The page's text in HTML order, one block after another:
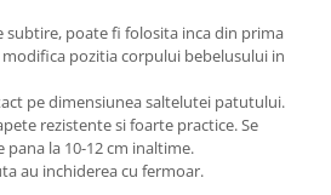
subtire, poate fi folosita inca din prima
pozitia corpului bebelusului in
pe dimensiunea saltelutei patutului.
rezistente si foarte practice. Se
la 10-12 cm inaltime.
au inchiderea cu fermoar.